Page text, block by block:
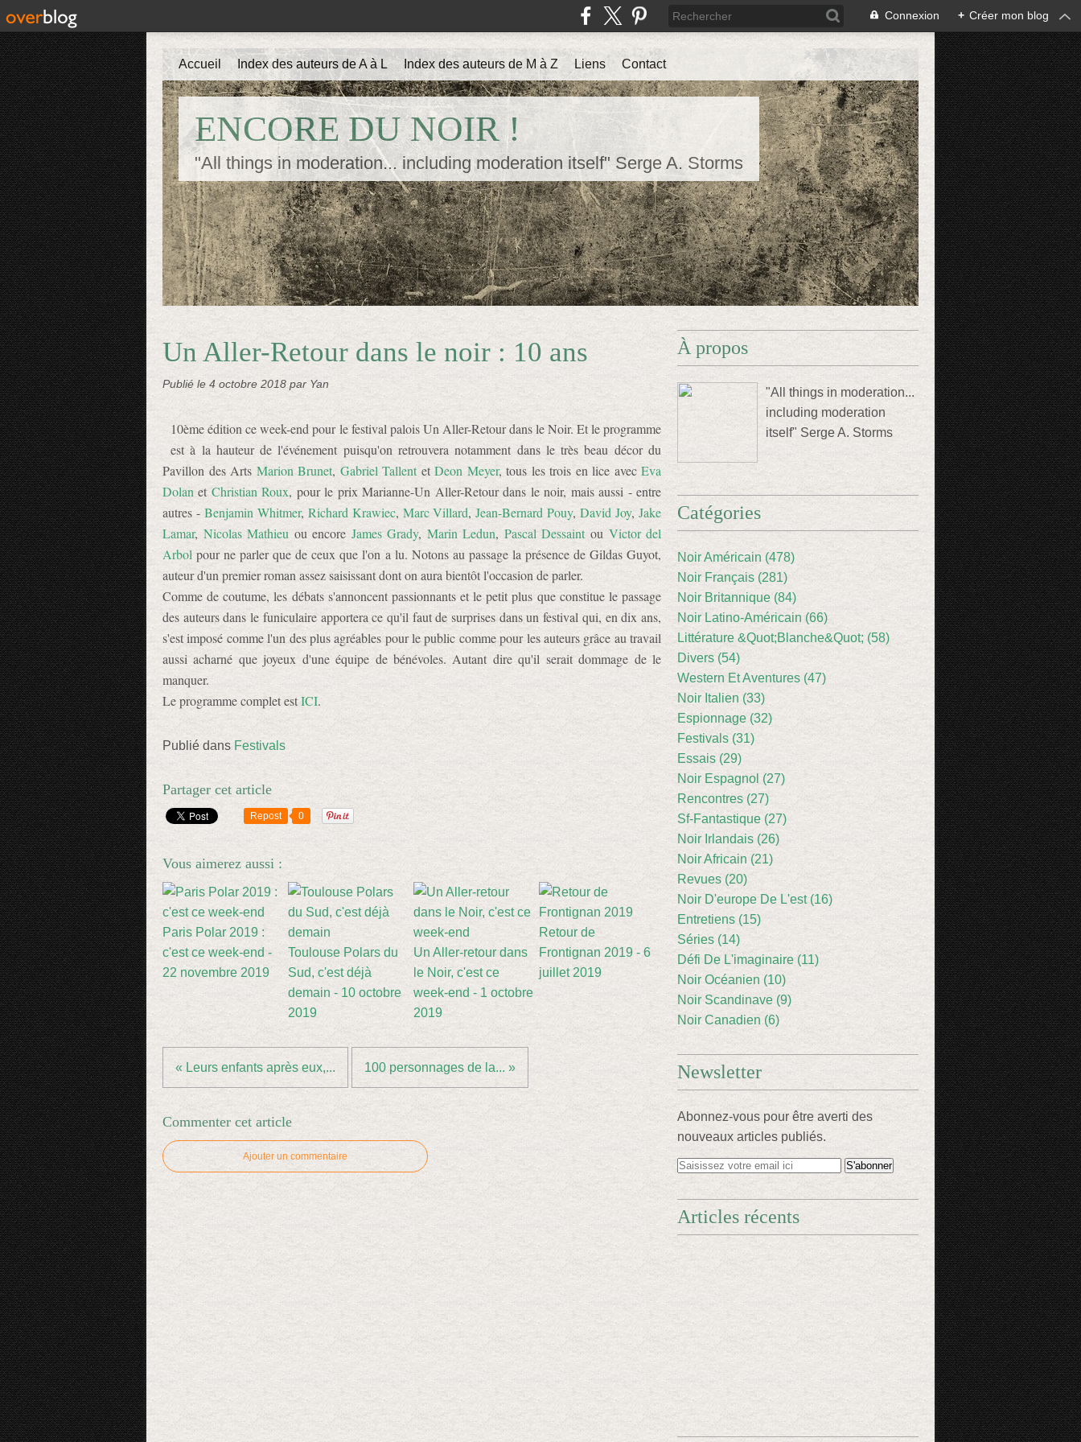
Connexion + Créer mon blog
ENCORE DU NOIR !
"All things in moderation... including moderation itself" Serge A. Storms
Accueil Index des auteurs de A à L Index des auteurs de M à Z Liens Contact
Un Aller-Retour dans le noir : 10 ans
Publié le 4 octobre 2018 par Yan
10ème édition ce week-end pour le festival palois Un Aller-Retour dans le Noir. Et le programme
est à la hauteur de l'événement puisqu'on retrouvera notamment dans le très beau décor du
Pavillon des Arts Marion Brunet, Gabriel TallentetDeon Meyer, tous les trois en lice avec Eva
Dolan etChristian Roux, pour le prix Marianne-Un Aller-Retour dans le noir, mais aussi - entre
autres - Benjamin Whitmer, Richard Krawiec, Marc Villard,Jean-Bernard Pouy,David Joy,Jake
Lamar, Nicolas Mathieu ou encore James Grady, Marin Ledun, Pascal Dessaintou Victor del
Arbol pour ne parler que de ceux que l'on a lu. Notons au passage la présence de Gildas Guyot,
auteur d'un premier roman assez saisissant dont on aura bientôt l'occasion de parler.
Comme de coutume, les débats s'annoncent passionnants et le petit plus que constitue le passage
des auteurs dans le funiculaire apportera ce qu'il faut de surprises dans un festival qui, en dix ans,
s'est imposé comme l'un des plus agréables pour le public comme pour les auteurs grâce au travail
aussi acharné que joyeux d'une équipe de bénévoles. Autant dire qu'il serait dommage de le
manquer.
Le programme complet estICI.
Publié dans Festivals
Partager cet article
Repost 0
Vous aimerez aussi :
Paris Polar 2019 :
c'est ce week-end -
22 novembre 2019
Toulouse Polars du
Sud, c'est déjà
demain - 10 octobre
2019
Un Aller-retour dans
le Noir, c'est ce
week-end - 1 octobre
2019
Retour de
Frontignan 2019 - 6
juillet 2019
« Leurs enfants après eux,... 100 personnages de la... »
Commenter cet article
Ajouter un commentaire
À propos
"All things in moderation...
including moderation
itself" Serge A. Storms
Catégories
Noir Américain (478)
Noir Français (281)
Noir Britannique (84)
Noir Latino-Américain (66)
Littérature &Quot;Blanche&Quot; (58)
Divers (54)
Western Et Aventures (47)
Noir Italien (33)
Espionnage (32)
Festivals (31)
Essais (29)
Noir Espagnol (27)
Rencontres (27)
Sf-Fantastique (27)
Noir Irlandais (26)
Noir Africain (21)
Revues (20)
Noir D'europe De L'est (16)
Entretiens (15)
Séries (14)
Défi De L'imaginaire (11)
Noir Océanien (10)
Noir Scandinave (9)
Noir Canadien (6)
Newsletter
Abonnez-vous pour être averti des
nouveaux articles publiés.
Articles récents